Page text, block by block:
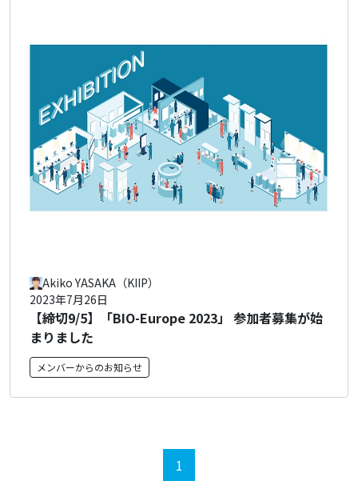
【締切9/5】「BIO-Europe 2023」 参加者募集が始
まりました
2023年7月26日
Akiko YASAKA（KIIP）
メンバーからのお知らせ
1